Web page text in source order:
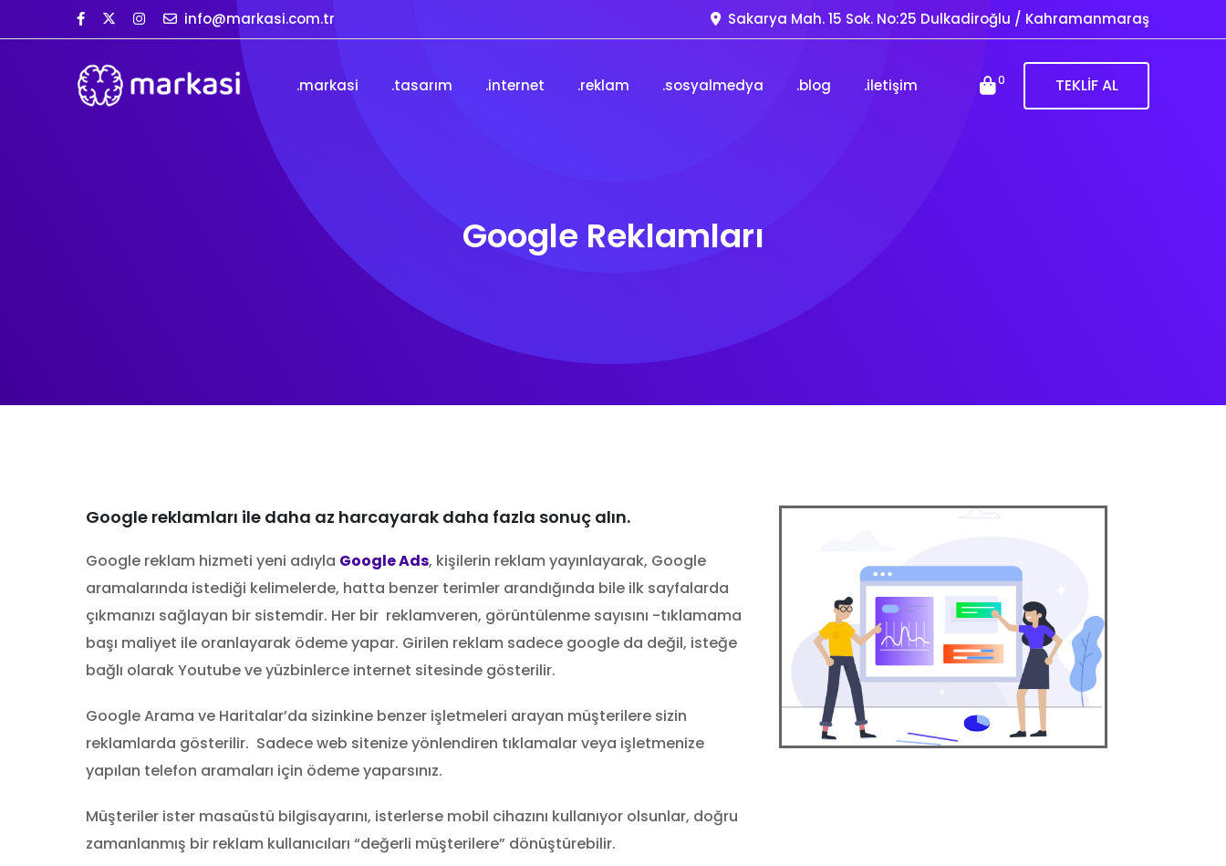
info@markasi.com.tr Sakarya Mah. 15 Sok. No:25 Dulkadiroğlu / Kahramanmaraş
.markasi .tasarım .internet .reklam .sosyalmedya .blog .iletişim 0 TEKLİF AL
Google Reklamları
Google reklamları ile daha az harcayarak daha fazla sonuç alın.
Google reklam hizmeti yeni adıyla Google Ads, kişilerin reklam yayınlayarak, Google
aramalarında istediği kelimelerde, hatta benzer terimler arandığında bile ilk sayfalarda
çıkmanızı sağlayan bir sistemdir. Her bir reklamveren, görüntülenme sayısını -tıklamama
başı maliyet ile oranlayarak ödeme yapar. Girilen reklam sadece google da değil, isteğe
bağlı olarak Youtube ve yüzbinlerce internet sitesinde gösterilir.
Google Arama ve Haritalar’da sizinkine benzer işletmeleri arayan müşterilere sizin
reklamlarda gösterilir. Sadece web sitenize yönlendiren tıklamalar veya işletmenize
yapılan telefon aramaları için ödeme yaparsınız.
Müşteriler ister masaüstü bilgisayarını, isterlerse mobil cihazını kullanıyor olsunlar, doğru
zamanlanmış bir reklam kullanıcıları “değerli müşterilere” dönüştürebilir.